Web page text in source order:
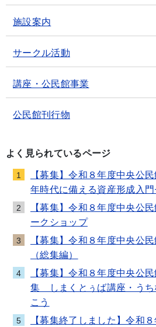
施設案内
サークル活動
講座・公民館事業
公民館刊行物
よく見られているページ
1
【募集】令和８年度中央公
年時代に備える資産形成入門
2
【募集】令和８年度中央公
ークショップ
3
【募集】令和８年度中央公
（総集編）
4
【募集】令和８年度中央公
集 しまくとぅば講座・うち
こう
5
【募集終了しました】令和